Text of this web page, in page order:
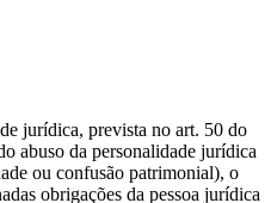
jurídica, prevista no art. 50 do
abuso da personalidade jurídica
ou confusão patrimonial), o
obrigações da pessoa jurídica